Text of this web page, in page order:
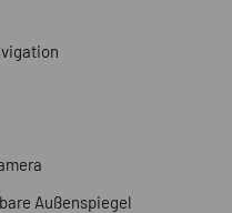
Außenspiegel